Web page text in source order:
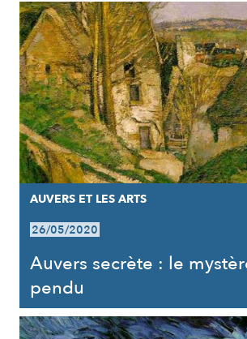
AUVERS ET LES ARTS
26/05/2020
Auvers secrète : le
pendu